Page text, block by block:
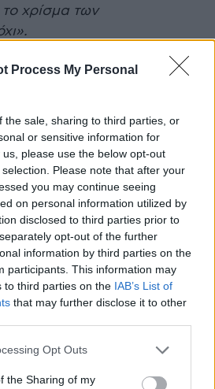
Process My Personal
the sale, sharing to third parties, or
or sensitive information for
please use the below opt-out
Please note that after your
you may continue seeing
on personal information utilized by
disclosed to third parties prior to
opt-out of the further
information by third parties on the
participants. This information may
to third parties on the IAB’s List of
that may further disclose it to other
app uses one or more Google
usage behaviour. You may click to
Opt Outs
the Sharing of my
το χρίσμα των
Χάντερ μάλιστα
της επιχειρηματικής
γιο του Τζον Κέρι
των Ηνωμένων
έως το 2017), Κρις Χάιντς
πρόσβαση στην Κίνα.
ηλεκτρονικού
στις δύο
από τον δικηγόρο της
στις 26